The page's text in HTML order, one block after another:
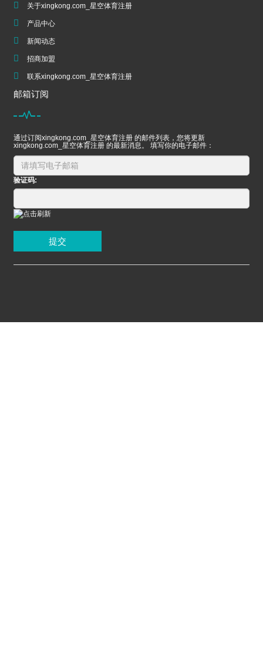
关于xingkong.com_星空体育注册
产品中心
新闻动态
招商加盟
联系xingkong.com_星空体育注册
邮箱订阅
通过订阅xingkong.com_星空体育注册 的邮件列表，您将更新
xingkong.com_星空体育注册 的最新消息。 填写你的电子邮件：
验证码:
提交